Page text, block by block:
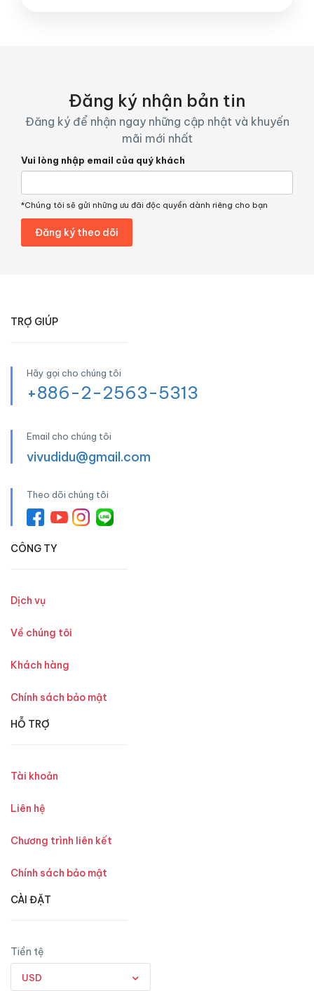
Đăng ký nhận bản tin
Đăng ký để nhận ngay những cập nhật và khuyến
mãi mới nhất
Vui lòng nhập email của quý khách
*Chúng tôi sẽ gửi những ưu đãi độc quyền dành riêng cho bạn
TRỢ GIÚP
Hãy gọi cho chúng tôi
+886-2-2563-5313
Email cho chúng tôi
vivudidu@gmail.com
Theo dõi chúng tôi
CÔNG TY
Dịch vụ
Về chúng tôi
Khách hàng
Chính sách bảo mật
HỖ TRỢ
Tài khoản
Liên hệ
Chương trình liên kết
Chính sách bảo mật
CÀI ĐẶT
Tiền tệ
USD